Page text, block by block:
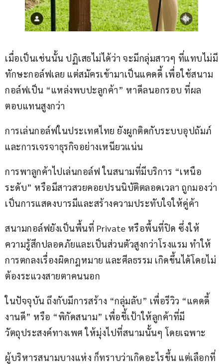
เมื่อเป็นเช่นนั้น ปฏิเสธไม่ได้ว่า จะมีกลุ่มสาวๆ ที่แทบไม่มี
ทักษะกอล์ฟเลย แต่สมัครเข้ามาเป็นแคดดี้ เพื่อใช้สนาม
กอล์ฟเป็น “แหล่งพบปะลูกค้า” หาดีลนอกรอบ ที่ผล
ตอบแทนสูงกว่า
การเล่นกอล์ฟในประเทศไทย ยังผูกติดกับระบบอุปถัมภ์
และการเจรจาธุรกิจอย่างเหนียวแน่น
การพาลูกค้าไปเล่นกอล์ฟ ในสนามที่มีบริการ “เหนือ
ระดับ” หรือมีสาวสวยคอยปรนนิบัติตลอดเวลา ถูกมองว่า
เป็นการแสดงบารมีและสร้างความประทับใจให้คู่ค้า
สนามกอล์ฟยังเป็นพื้นที่ Private หรือพื้นที่ปิด ซึ่งให้
ความรู้สึกปลอดภัยและเป็นส่วนตัวสูงกว่าโรงแรม ทำให้
การตกลงเรื่องผิดกฎหมาย และศีลธรรม เกิดขึ้นได้โดยไม่
ต้องระแวงสายตาคนนอก
ในปัจจุบัน ถึงกับมีการสร้าง “กลุ่มลับ” เพื่อรีวิว “แคดดี้
งานดี” หรือ “พิกัดสนาม” เพื่อชี้เป้าให้ลูกค้าที่มี
วัตถุประสงค์ทางเพศ ให้มุ่งไปที่สนามนั้นๆ โดยเฉพาะ
ผู้บริหารสนามบางแห่ง ก็ทราบว่าเกิดอะไรขึ้น แต่เลือกที่